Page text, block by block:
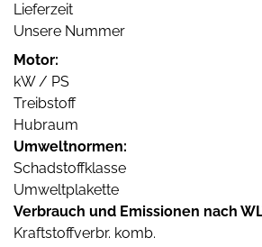
Lieferzeit
Unsere Nummer
Motor:
kW / PS
Treibstoff
Hubraum
Umweltnormen:
Schadstoffklasse
Umweltplakette
Verbrauch und Emissionen nach
Kraftstoffverbr. komb.